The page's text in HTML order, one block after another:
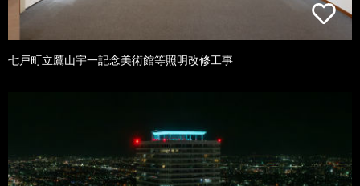
七戸町立鷹山宇一記念美術館等照明改修工事